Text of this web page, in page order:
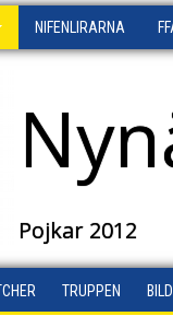
NIFENLIRARNA
Pojkar 2012
TRUPPEN